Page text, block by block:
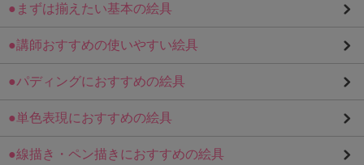
●まずは揃えたい基本の絵具
●講師おすすめの使いやすい絵具
●パディングにおすすめの絵具
●単色表現におすすめの絵具
●線描き・ペン描きにおすすめの絵具